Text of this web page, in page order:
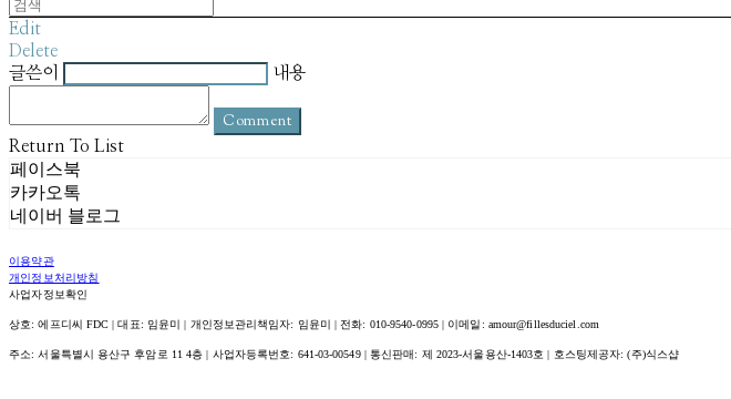
Edit
Delete
글쓴이
내용
Comment
Return To List
페이스북
카카오톡
네이버 블로그
이용약관
개인정보처리방침
사업자정보확인
상호: 에프디씨 FDC | 대표: 임윤미 | 개인정보관리책임자: 임윤미 | 전화: 010-9540-0995 | 이메일: amour@fillesduciel.com
주소: 서울특별시 용산구 후암로 11 4층 | 사업자등록번호: 641-03-00549| 통신판매: 제 2023-서울용산-1403호 | 호스팅제공자: (주)식스샵